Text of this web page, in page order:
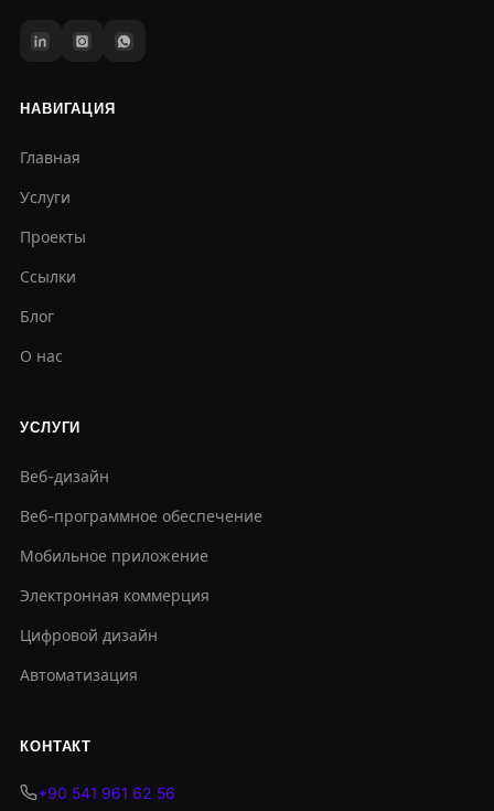
НАВИГАЦИЯ
Главная
Услуги
Проекты
Ссылки
Блог
О нас
УСЛУГИ
Веб-дизайн
Веб-программное обеспечение
Мобильное приложение
Электронная коммерция
Цифровой дизайн
Автоматизация
КОНТАКТ
+90 541 961 62 56